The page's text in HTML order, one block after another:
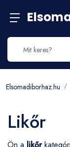
Elsomadiborhaz.hu
Likőr